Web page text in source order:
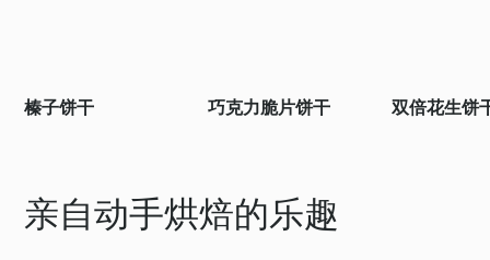
榛子饼干 巧克力脆片饼干 双倍花生饼
亲自动手烘焙的乐趣